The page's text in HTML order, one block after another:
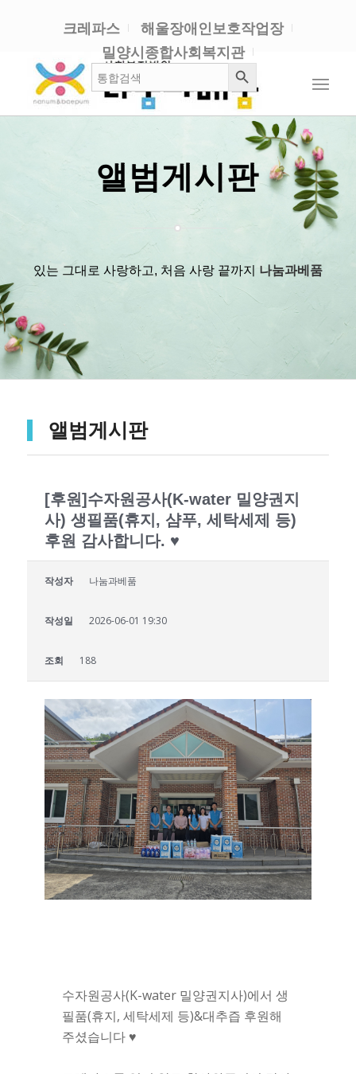
크레파스
해울장애인보호작업장
밀양시종합사회복지관
검 검색 버튼
앨범게시판
있는 그대로 사랑하고, 처음 사랑 끝까지 나눔과베품
앨범게시판
[후원]수자원공사(K-water 밀양권지
사) 생필품(휴지, 샴푸, 세탁세제 등)
후원 감사합니다. ♥
작성자 나눔과베품
작성일 2026-06-01 19:30
조회 188
수자원공사(K-water 밀양권지사)에서 생
필품(휴지, 세탁세제 등)&대추즙 후원해
주셨습니다 ♥